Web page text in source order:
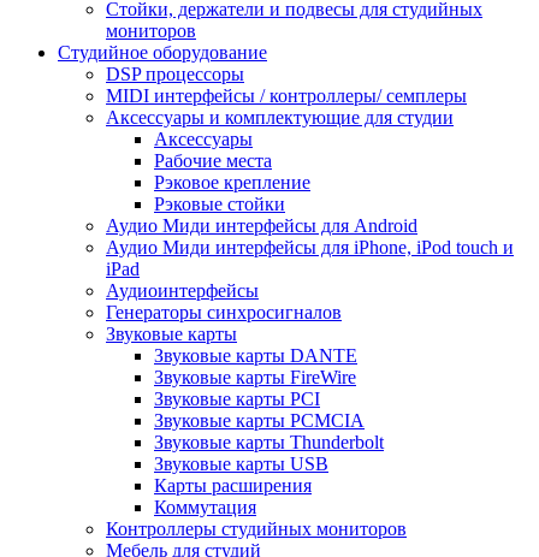
Стойки, держатели и подвесы для студийных
мониторов
Студийное оборудование
DSP процессоры
MIDI интерфейсы / контроллеры/ семплеры
Аксессуары и комплектующие для студии
Аксессуары
Рабочие места
Рэковое крепление
Рэковые стойки
Аудио Миди интерфейсы для Android
Аудио Миди интерфейсы для iPhone, iPod touch и
iPad
Аудиоинтерфейсы
Генераторы синхросигналов
Звуковые карты
Звуковые карты DANTE
Звуковые карты FireWire
Звуковые карты PCI
Звуковые карты PCMCIA
Звуковые карты Thunderbolt
Звуковые карты USB
Карты расширения
Коммутация
Контроллеры студийных мониторов
Мебель для студий